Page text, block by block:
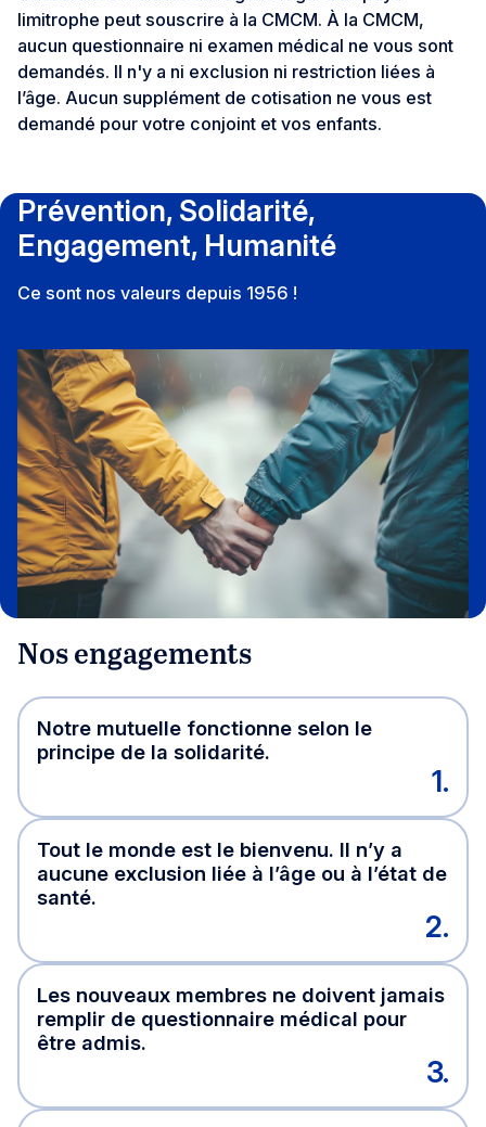
limitrophe peut souscrire à la CMCM. À la CMCM,
aucun questionnaire ni examen médical ne vous sont
demandés. Il n'y a ni exclusion ni restriction liées à
l’âge. Aucun supplément de cotisation ne vous est
demandé pour votre conjoint et vos enfants.
Prévention, Solidarité,
Engagement, Humanité
Ce sont nos valeurs depuis 1956 !
Nos engagements
Notre mutuelle fonctionne selon le
principe de la solidarité.
1.
Tout le monde est le bienvenu. Il n’y a
aucune exclusion liée à l’âge ou à l’état de
santé.
2.
Les nouveaux membres ne doivent jamais
remplir de questionnaire médical pour
être admis.
3.